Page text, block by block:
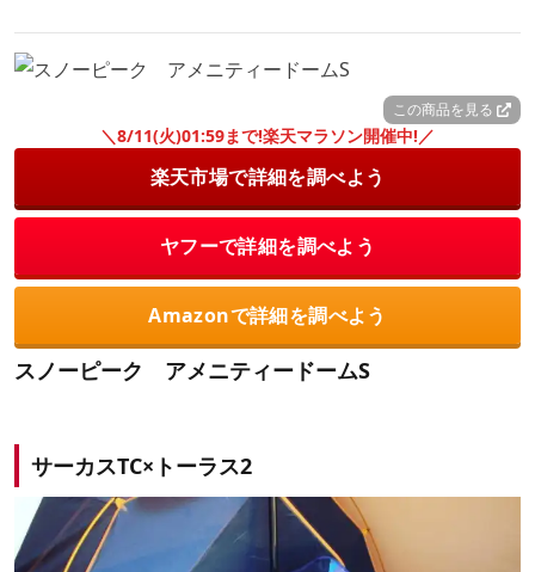
この商品を見る
＼8/11(火)01:59まで!楽天マラソン開催中!／
楽天市場で詳細を調べよう
ヤフーで詳細を調べよう
Amazonで詳細を調べよう
スノーピーク アメニティードームS
サーカスTC×トーラス2